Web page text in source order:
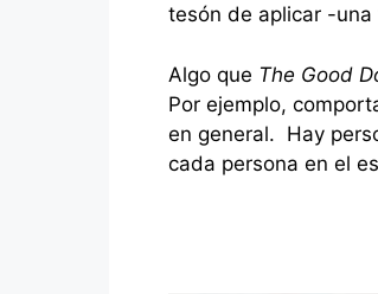
tesón de aplicar -
Algo que The Good
Por ejemplo,
en general. Hay
cada persona en el